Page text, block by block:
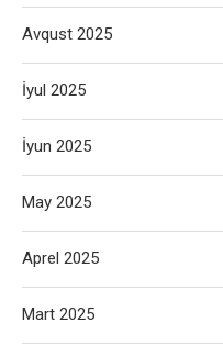
Avqust 2025
İyul 2025
İyun 2025
May 2025
Aprel 2025
Mart 2025